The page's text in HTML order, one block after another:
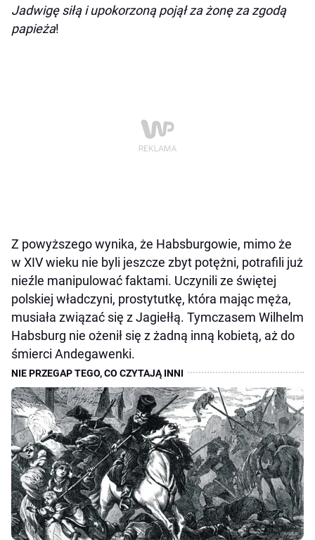
Jadwigę siłą i upokorzoną pojął za żonę za zgodą
papieża!
Z powyższego wynika, że Habsburgowie, mimo że
w XIV wieku nie byli jeszcze zbyt potężni, potrafili już
nieźle manipulować faktami. Uczynili ze świętej
polskiej władczyni, prostytutkę, która mając męża,
musiała związać się z Jagiełłą. Tymczasem Wilhelm
Habsburg nie ożenił się z żadną inną kobietą, aż do
śmierci Andegawenki.